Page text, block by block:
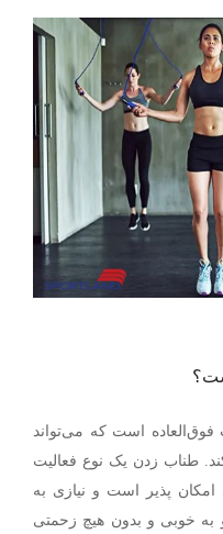
است که می‌تواند
طناب زدن یک نوع فعالیت
پذیر است و نیازی به
و به خوبی و بدون هیچ زحمتی